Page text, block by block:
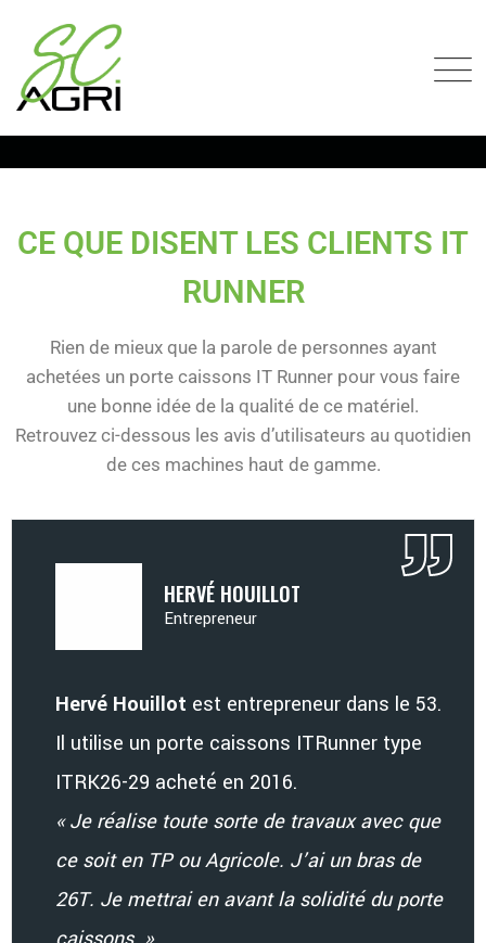
CE QUE DISENT LES CLIENTS IT
RUNNER
Rien de mieux que la parole de personnes ayant
achetées un porte caissons IT Runner pour vous faire
une bonne idée de la qualité de ce matériel.
Retrouvez ci-dessous les avis d’utilisateurs au quotidien
de ces machines haut de gamme.
HERVÉ HOUILLOT
Entrepreneur
Hervé Houillot est entrepreneur dans le 53.
Il utilise un porte caissons ITRunner type
ITRK26-29 acheté en 2016.
« Je réalise toute sorte de travaux avec que
ce soit en TP ou Agricole. J’ai un bras de
26T. Je mettrai en avant la solidité du porte